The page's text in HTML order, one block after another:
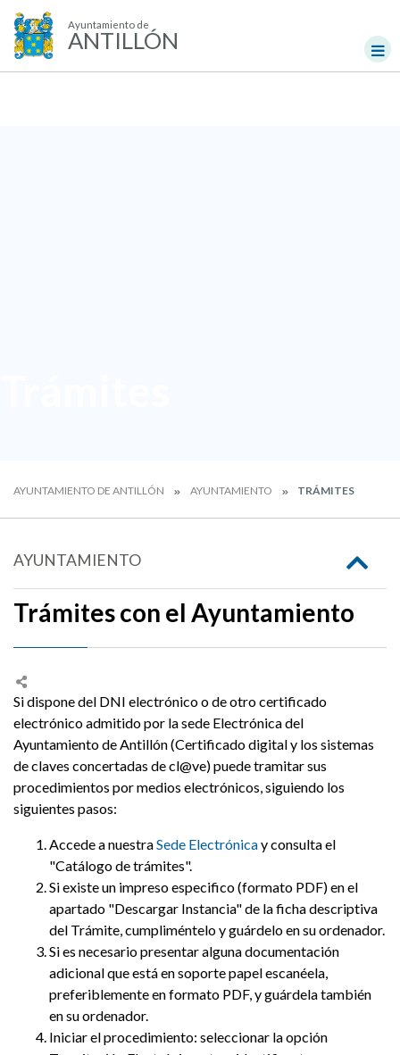
Ayuntamiento de
ANTILLÓN
AYUNTAMIENTO DE ANTILLÓN AYUNTAMIENTO TRÁMITES
AYUNTAMIENTO
Trámites con el Ayuntamiento
Si dispone del DNI electrónico o de otro certificado
electrónico admitido por la sede Electrónica del
Ayuntamiento de Antillón (Certificado digital y los sistemas
de claves concertadas de cl@ve) puede tramitar sus
procedimientos por medios electrónicos, siguiendo los
siguientes pasos:
Accede a nuestraSede Electrónicay consulta el
"Catálogo de trámites".
Si existe un impreso especifico (formato PDF) en el
apartado "Descargar Instancia" de la ficha descriptiva
del Trámite, cumpliméntelo y guárdelo en su ordenador.
Si es necesario presentar alguna documentación
adicional que está en soporte papel escanéela,
preferiblemente en formato PDF, y guárdela también
en su ordenador.
Iniciar el procedimiento: seleccionar la opción